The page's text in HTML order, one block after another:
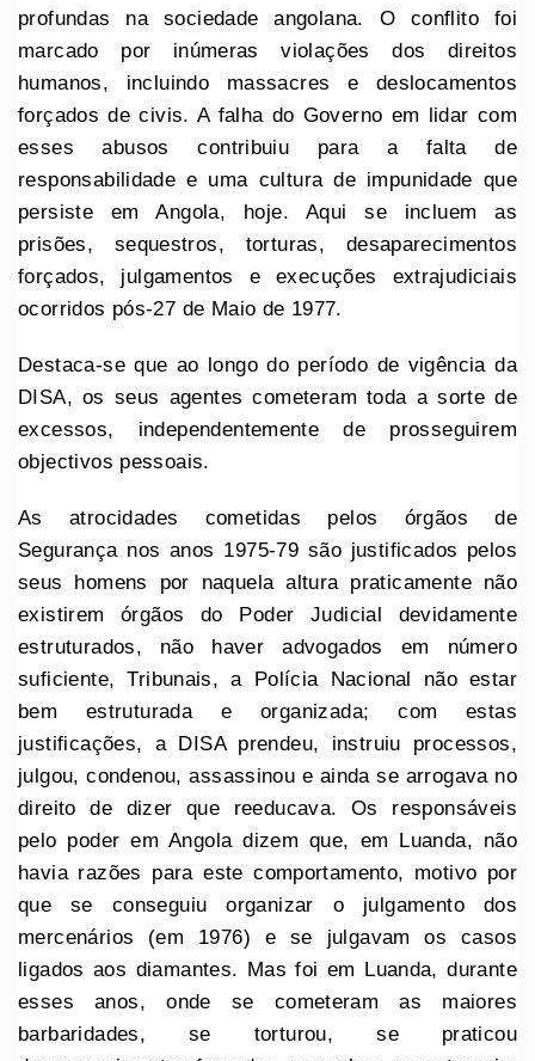
profundas na sociedade angolana. O conflito foi
marcado por inúmeras violações dos direitos
humanos, incluindo massacres e deslocamentos
forçados de civis. A falha do Governo em lidar com
esses abusos contribuiu para a falta de
responsabilidade e uma cultura de impunidade que
persiste em Angola, hoje. Aqui se incluem as
prisões, sequestros, torturas, desaparecimentos
forçados, julgamentos e execuções extrajudiciais
ocorridos pós-27 de Maio de 1977.
Destaca-se que ao longo do período de vigência da
DISA, os seus agentes cometeram toda a sorte de
excessos, independentemente de prosseguirem
objectivos pessoais.
As atrocidades cometidas pelos órgãos de
Segurança nos anos 1975-79 são justificados pelos
seus homens por naquela altura praticamente não
existirem órgãos do Poder Judicial devidamente
estruturados, não haver advogados em número
suficiente, Tribunais, a Polícia Nacional não estar
bem estruturada e organizada; com estas
justificações, a DISA prendeu, instruiu processos,
julgou, condenou, assassinou e ainda se arrogava no
direito de dizer que reeducava. Os responsáveis
pelo poder em Angola dizem que, em Luanda, não
havia razões para este comportamento, motivo por
que se conseguiu organizar o julgamento dos
mercenários (em 1976) e se julgavam os casos
ligados aos diamantes. Mas foi em Luanda, durante
esses anos, onde se cometeram as maiores
barbaridades, se torturou, se praticou